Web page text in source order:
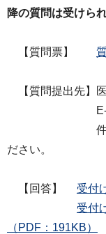
降の質問は受けら
【質問票】
【質問提出先】
E-mail
件名の頭に
ださい。
【回答】 受付
受付
（PDF：191KB）